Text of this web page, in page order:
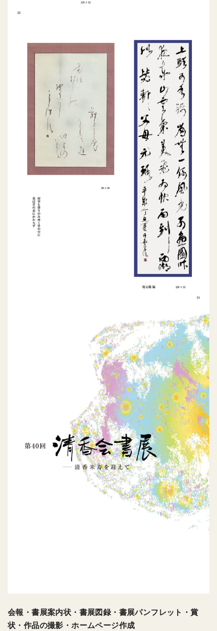
会報・書展案内状・書展図録・書展パンフレット・賞
状・作品の撮影・ホームページ作成